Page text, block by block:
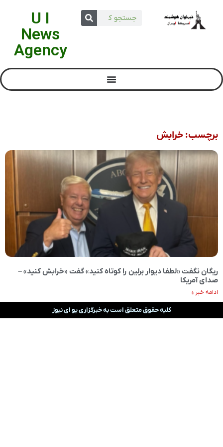
U I
News
Agency
برچسب: خرابش
ریگان نگفت «لطفا دیوار برلین را کوتاه کنید» گفت «خرابش کنید» –
صدای آمریکا
ادامه خبر »
کلیه حقوق متعلق است به خبرگزاری یو ای نیوز